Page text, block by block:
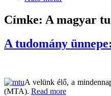
Címke: A magyar
A tudomány
A velünk élő, a
(MTA). Read more